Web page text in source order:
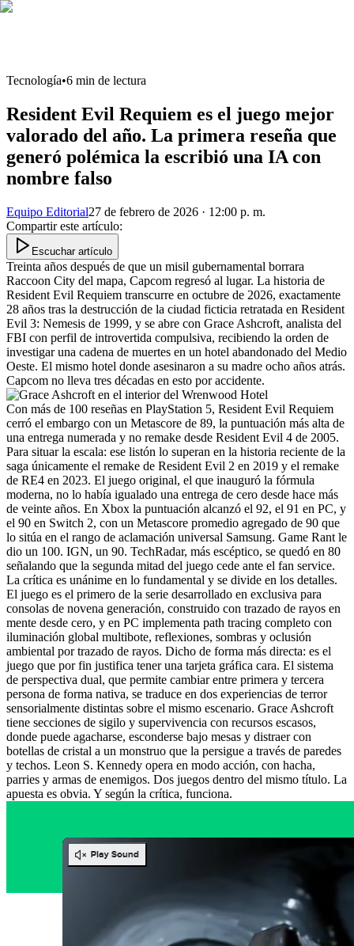
Tecnología•6 min de lectura
Resident Evil Requiem es el juego mejor
valorado del año. La primera reseña que
generó polémica la escribió una IA con
nombre falso
Equipo Editorial27 de febrero de 2026 · 12:00 p. m.
Compartir este artículo:
Escuchar artículo
Treinta años después de que un misil gubernamental borrara
Raccoon City del mapa, Capcom regresó al lugar. La historia de
Resident Evil Requiem transcurre en octubre de 2026, exactamente
28 años tras la destrucción de la ciudad ficticia retratada en Resident
Evil 3: Nemesis de 1999, y se abre con Grace Ashcroft, analista del
FBI con perfil de introvertida compulsiva, recibiendo la orden de
investigar una cadena de muertes en un hotel abandonado del Medio
Oeste. El mismo hotel donde asesinaron a su madre ocho años atrás.
Capcom no lleva tres décadas en esto por accidente.
Con más de 100 reseñas en PlayStation 5, Resident Evil Requiem
cerró el embargo con un Metascore de 89, la puntuación más alta de
una entrega numerada y no remake desde Resident Evil 4 de 2005.
Para situar la escala: ese listón lo superan en la historia reciente de la
saga únicamente el remake de Resident Evil 2 en 2019 y el remake
de RE4 en 2023. El juego original, el que inauguró la fórmula
moderna, no lo había igualado una entrega de cero desde hace más
de veinte años. En Xbox la puntuación alcanzó el 92, el 91 en PC, y
el 90 en Switch 2, con un Metascore promedio agregado de 90 que
lo sitúa en el rango de aclamación universal Samsung. Game Rant le
dio un 100. IGN, un 90. TechRadar, más escéptico, se quedó en 80
señalando que la segunda mitad del juego cede ante el fan service.
La crítica es unánime en lo fundamental y se divide en los detalles.
El juego es el primero de la serie desarrollado en exclusiva para
consolas de novena generación, construido con trazado de rayos en
mente desde cero, y en PC implementa path tracing completo con
iluminación global multibote, reflexiones, sombras y oclusión
ambiental por trazado de rayos. Dicho de forma más directa: es el
juego que por fin justifica tener una tarjeta gráfica cara. El sistema
de perspectiva dual, que permite cambiar entre primera y tercera
persona de forma nativa, se traduce en dos experiencias de terror
sensorialmente distintas sobre el mismo escenario. Grace Ashcroft
tiene secciones de sigilo y supervivencia con recursos escasos,
donde puede agacharse, esconderse bajo mesas y distraer con
botellas de cristal a un monstruo que la persigue a través de paredes
y techos. Leon S. Kennedy opera en modo acción, con hacha,
parries y armas de enemigos. Dos juegos dentro del mismo título. La
apuesta es obvia. Y según la crítica, funciona.